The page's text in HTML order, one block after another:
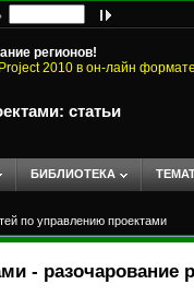
регионов!
2010 в он-лайн
статьи
БИБЛИОТЕКА
по управлению проектами
- разочарование